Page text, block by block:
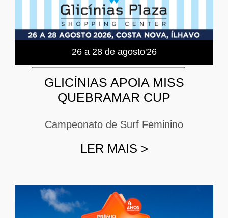
26 a 28 de agosto'26
GLICÍNIAS APOIA MISS
QUEBRAMAR CUP
Campeonato de Surf Feminino
LER MAIS >